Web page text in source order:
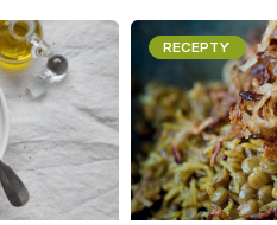
RECEPTY